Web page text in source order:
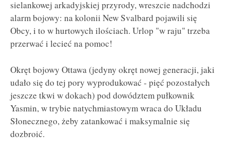
sielankowej arkadyjskiej przyrody, wreszcie nadchodzi
alarm bojowy: na kolonii New Svalbard pojawili się
Obcy, i to w hurtowych ilościach. Urlop "w raju" trzeba
przerwać i lecieć na pomoc!
Okręt bojowy Ottawa (jedyny okręt nowej generacji, jaki
udało się do tej pory wyprodukować - pięć pozostałych
jeszcze tkwi w dokach) pod dowództem pułkownik
Yasmin, w trybie natychmiastowym wraca do Układu
Słonecznego, żeby zatankować i maksymalnie się
dozbroić.